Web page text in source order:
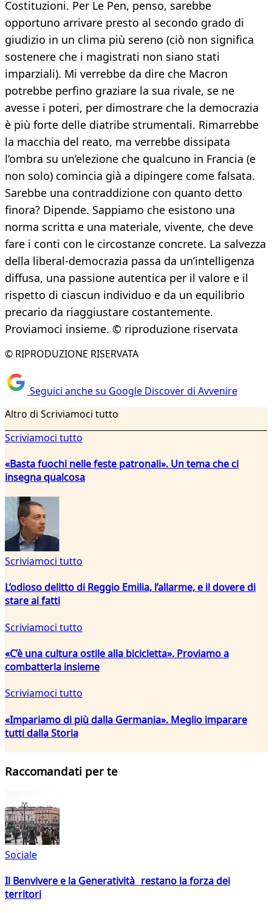
Costituzioni. Per Le Pen, penso, sarebbe
opportuno arrivare presto al secondo grado di
giudizio in un clima più sereno (ciò non significa
sostenere che i magistrati non siano stati
imparziali). Mi verrebbe da dire che Macron
potrebbe perfino graziare la sua rivale, se ne
avesse i poteri, per dimostrare che la democrazia
è più forte delle diatribe strumentali. Rimarrebbe
la macchia del reato, ma verrebbe dissipata
l’ombra su un’elezione che qualcuno in Francia (e
non solo) comincia già a dipingere come falsata.
Sarebbe una contraddizione con quanto detto
finora? Dipende. Sappiamo che esistono una
norma scritta e una materiale, vivente, che deve
fare i conti con le circostanze concrete. La salvezza
della liberal-democrazia passa da un’intelligenza
diffusa, una passione autentica per il valore e il
rispetto di ciascun individuo e da un equilibrio
precario da riaggiustare costantemente.
Proviamoci insieme. © riproduzione riservata
© RIPRODUZIONE RISERVATA
Seguici anche su Google Discover di Avvenire
Altro di Scriviamoci tutto
Scriviamoci tutto
«Basta fuochi nelle feste patronali». Un tema che ci
insegna qualcosa
Scriviamoci tutto
L’odioso delitto di Reggio Emilia, l’allarme, e il dovere di
stare ai fatti
Scriviamoci tutto
«C’è una cultura ostile alla bicicletta». Proviamo a
combatterla insieme
Scriviamoci tutto
«Impariamo di più dalla Germania». Meglio imparare
tutti dalla Storia
Raccomandati per te
Sociale
Il Benvivere e la Generatività restano la forza dei
territori